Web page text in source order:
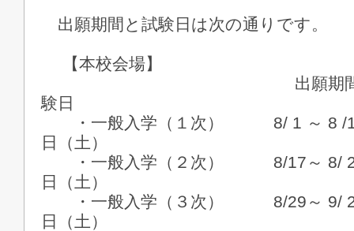
出願期間と試験日は次の通りです。
【本校会場】
出願期
験日
・一般入学（１次） 8/ 1
日（土）
・一般入学（２次） 8/17
日（土）
・一般入学（３次） 8/29～
日（土）